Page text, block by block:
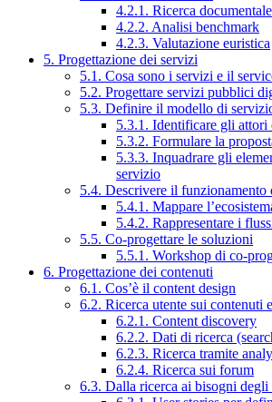
4.2.1. Ricerca documentale
4.2.2. Analisi benchmark
4.2.3. Valutazione euristica
5. Progettazione dei servizi
5.1. Cosa sono i servizi e il
5.2. Progettare servizi pubblici
5.3. Definire il modello di
5.3.1. Identificare gli
5.3.2. Formulare la
5.3.3. Inquadrare gli
servizio
5.4. Descrivere il funzionamento
5.4.1. Mappare
5.4.2. Rappresentare i
5.5. Co-progettare le soluzioni
5.5.1. Workshop di co-
6. Progettazione dei contenuti
6.1. Cos’è il content design
6.2. Ricerca utente sui contenuti
6.2.1. Content discovery
6.2.2. Dati di ricerca
6.2.3. Ricerca tramite
6.2.4. Ricerca sui forum
6.3. Dalla ricerca ai bisogni degli